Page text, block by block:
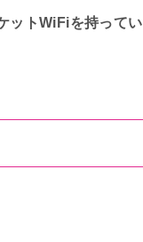
ットWiFiを持ってい